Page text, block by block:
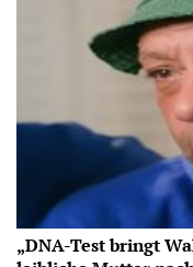
„DNA-Test bringt